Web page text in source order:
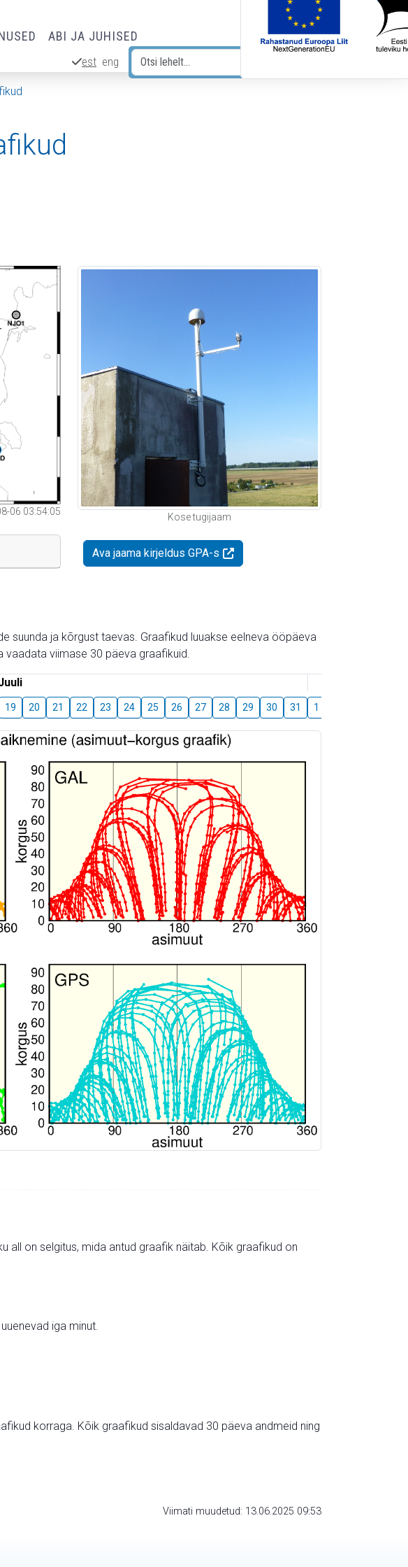
ABI JA JUHISED
est eng
06 03:54:05
Kose tugijaam
Ava jaama kirjeldus GPA-s
suunda ja kõrgust taevas. Graafikud luuakse eelneva ööpäeva
viimase 30 päeva graafikuid.
19 20 21 22 23 24 25 26 27 28 29 30 31 1
all on selgitus, mida antud graafik näitab. Kõik graafikud on
iga minut.
korraga. Kõik graafikud sisaldavad 30 päeva andmeid ning
Viimati muudetud: 13.06.2025 09:53